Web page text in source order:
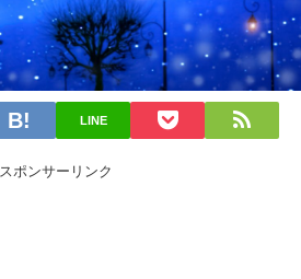
LINE
スポンサーリンク